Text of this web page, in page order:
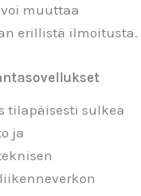
voi muuttaa
erillistä ilmoitusta.
tilapäisesti sulkea
ja